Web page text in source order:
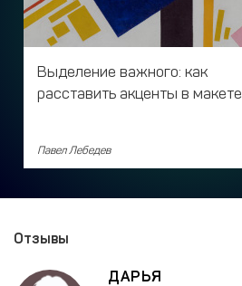
Выделение важного: как
расставить акценты в макете
Павел Лебедев
Отзывы
ДАРЬЯ